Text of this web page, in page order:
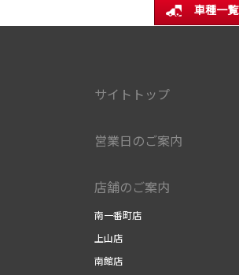
車種一覧
サイトトップ
営業日のご案内
店舗のご案内
南一番町店
上山店
南館店